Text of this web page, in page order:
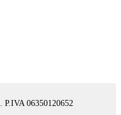
. P.IVA 06350120652